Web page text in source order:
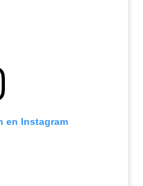
en Instagram